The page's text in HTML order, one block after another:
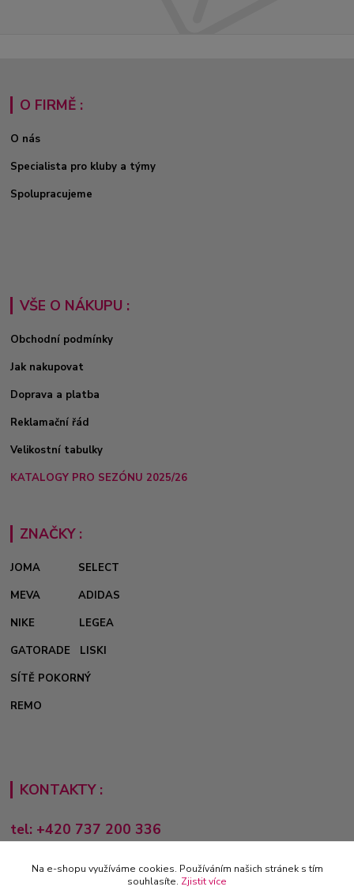
O FIRMĚ :
O nás
Specialista pro kluby a týmy
Spolupracujeme
VŠE O NÁKUPU :
Obchodní podmínky
Jak nakupovat
Doprava a platba
Reklamační řád
Velikostní tabulky
KATALOGY PRO SEZÓNU 2025/26
ZNAČKY :
JOMA
SELECT
MEVA
ADIDAS
NIKE
LEGEA
GATORADE
LISKI
SÍTĚ POKORNÝ
REMO
KONTAKTY :
tel: +420 737 200 336
Pondělí-Pátek: 8 - 17 hodin
obchod@e-sporting.cz
Na e-shopu využíváme cookies. Používáním našich stránek s tím
souhlasíte. Zjistit více